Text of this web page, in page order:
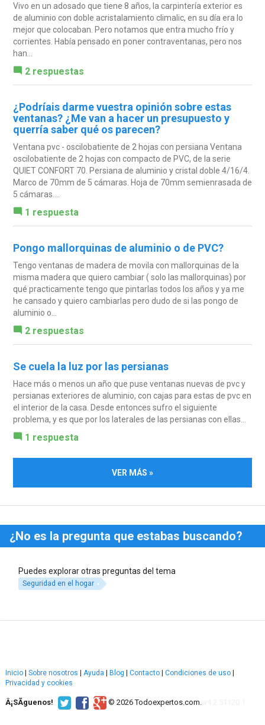
Vivo en un adosado que tiene 8 años, la carpintería exterior es
de aluminio con doble acristalamiento climalic, en su día era lo
mejor que colocaban. Pero notamos que entra mucho frío y
corrientes. Había pensado en poner contraventanas, pero nos
han...
2 respuestas
¿Podríais darme vuestra opinión sobre estas
ventanas? ¿Me van a hacer un presupuesto y
querría saber qué os parecen?
Ventana pvc - oscilobatiente de 2 hojas con persiana Ventana
oscilobatiente de 2 hojas con compacto de PVC, de la serie
QUIET CONFORT 70. Persiana de aluminio y cristal doble 4/16/4.
Marco de 70mm de 5 cámaras. Hoja de 70mm semienrasada de
5 cámaras....
1 respuesta
Pongo mallorquinas de aluminio o de PVC?
Tengo ventanas de madera de movila con mallorquinas de la
misma madera que quiero cambiar ( solo las mallorquinas) por
qué practicamente tengo que pintarlas todos los años y ya me
he cansado y quiero cambiarlas pero dudo de si las pongo de
aluminio o...
2 respuestas
Se cuela la luz por las persianas
Hace más o menos un año que puse ventanas nuevas de pvc y
persianas exteriores de aluminio, con cajas para estas de pvc en
el interior de la casa. Desde entonces sufro el siguiente
problema, y es que por los laterales de las persianas con ellas...
1 respuesta
VER MÁS »
¿No es la pregunta que estabas buscando?
Puedes explorar otras preguntas del tema
Seguridad en el hogar
Inicio | Sobre nosotros | Ayuda | Blog | Contacto | Condiciones de uso |
Privacidad y cookies
Â¡SÃ­guenos! © 2026 Todoexpertos.com.